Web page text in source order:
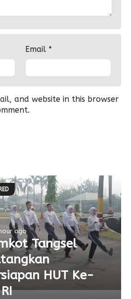
Email *
and website in this browser
ago
Tangsel
HUT Ke-